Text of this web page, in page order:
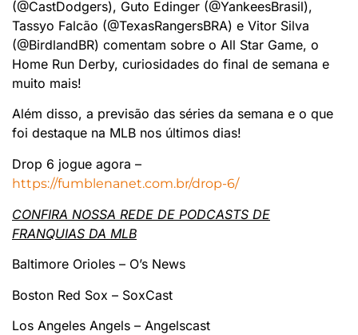
(@CastDodgers), Guto Edinger (@YankeesBrasil),
Tassyo Falcão (@TexasRangersBRA) e Vitor Silva
(@BirdlandBR) comentam sobre o All Star Game, o
Home Run Derby, curiosidades do final de semana e
muito mais!
Além disso, a previsão das séries da semana e o que
foi destaque na MLB nos últimos dias!
Drop 6 jogue agora –
https://fumblenanet.com.br/drop-6/
CONFIRA NOSSA REDE DE PODCASTS DE
FRANQUIAS DA MLB
Baltimore Orioles – O’s News
Boston Red Sox – SoxCast
Los Angeles Angels – Angelscast